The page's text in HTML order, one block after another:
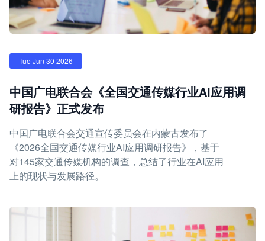
Tue Jun 30 2026
中国广电联合会《全国交通传媒行业AI应用调
研报告》正式发布
中国广电联合会交通宣传委员会在内蒙古发布了
《2026全国交通传媒行业AI应用调研报告》，基于
对145家交通传媒机构的调查，总结了行业在AI应用
上的现状与发展路径。